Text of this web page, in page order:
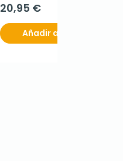
20,95 €
Añadir al carrito